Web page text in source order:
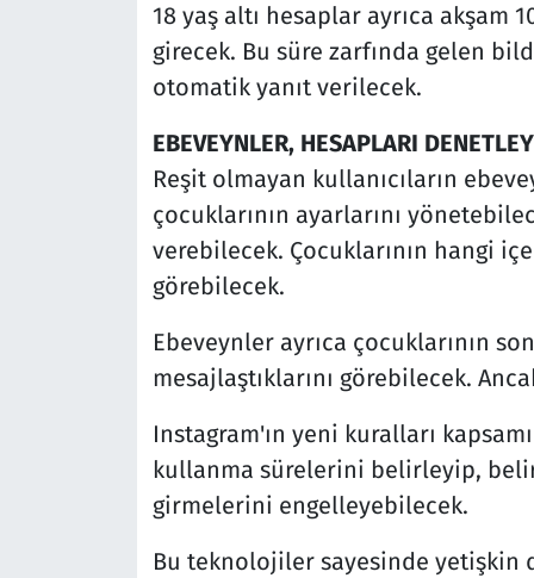
18 yaş altı hesaplar ayrıca akşam
girecek. Bu süre zarfında gelen
otomatik yanıt verilecek.
EBEVEYNLER, HESAPLARI
Reşit olmayan kullanıcıların
çocuklarının ayarlarını
verebilecek. Çocuklarının hangi
görebilecek.
Ebeveynler ayrıca çocuklarının
mesajlaştıklarını görebilecek.
Instagram'ın yeni kuralları
kullanma sürelerini belirleyip,
girmelerini engelleyebilecek.
Bu teknolojiler sayesinde